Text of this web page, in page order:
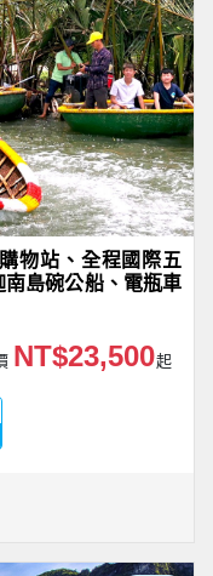
物站、全程國際五
島碗公船、電瓶車
NT$23,500起